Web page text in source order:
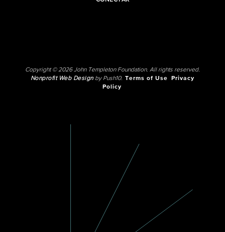
Copyright © 2026 John Templeton Foundation. All rights reserved.
Nonprofit Web Designby Push10. Terms of Use
Privacy
Policy